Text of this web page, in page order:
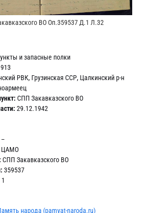
ВО Оп.359537 Д.1 Л.32
и запасные полки
РВК, Грузинская ССР, Цалкинский р-н
СПП Закавказского ВО
29.12.1942
ЦАМО
СПП Закавказского ВО
359537
1
народа (pamyat-naroda.ru)